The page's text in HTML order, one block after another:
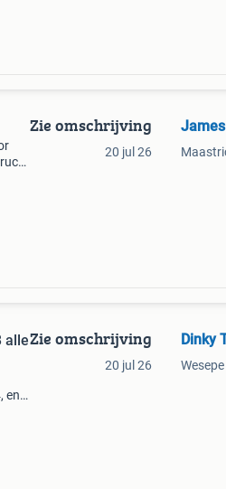
Zie omschrijving
20 jul 26
alle
en
Zie omschrijving
20 jul 26
Dinky
Wesepe